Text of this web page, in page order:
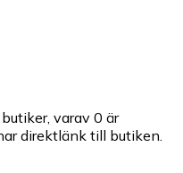
varav 0 är
direktlänk till butiken.